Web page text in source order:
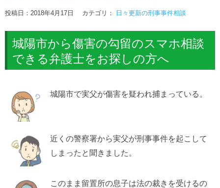
投稿日：2018年4月17日 カテゴリ： 日々更新の刑事事件相談
城陽市から傷害の勾留のスマホ相談
できる弁護士をお探しの方へ
城陽市で実父が傷害を疑われ捕まっている。
近くの警察署から実父が刑事事件を起こして
しまったと聞きました。
このまま留置所の息子は法の裁きを受けるの